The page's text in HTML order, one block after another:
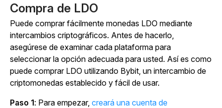
Compra de LDO
Puede comprar fácilmente monedas LDO mediante
intercambios criptográficos. Antes de hacerlo,
asegúrese de examinar cada plataforma para
seleccionar la opción adecuada para usted. Así es como
puede comprar LDO utilizando Bybit, un intercambio de
criptomonedas establecido y fácil de usar.
Paso 1: Para empezar, creará una cuenta de